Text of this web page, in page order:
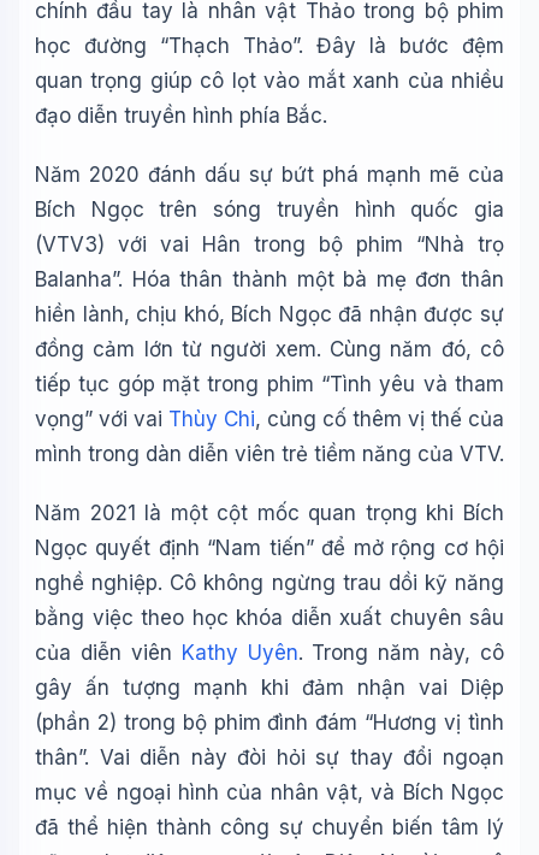
chính đầu tay là nhân vật Thảo trong bộ phim
học đường “Thạch Thảo”. Đây là bước đệm
quan trọng giúp cô lọt vào mắt xanh của nhiều
đạo diễn truyền hình phía Bắc.
Năm 2020 đánh dấu sự bứt phá mạnh mẽ của
Bích Ngọc trên sóng truyền hình quốc gia
(VTV3) với vai Hân trong bộ phim “Nhà trọ
Balanha”. Hóa thân thành một bà mẹ đơn thân
hiền lành, chịu khó, Bích Ngọc đã nhận được sự
đồng cảm lớn từ người xem. Cùng năm đó, cô
tiếp tục góp mặt trong phim “Tình yêu và tham
vọng” với vai Thùy Chi, củng cố thêm vị thế của
mình trong dàn diễn viên trẻ tiềm năng của VTV.
Năm 2021 là một cột mốc quan trọng khi Bích
Ngọc quyết định “Nam tiến” để mở rộng cơ hội
nghề nghiệp. Cô không ngừng trau dồi kỹ năng
bằng việc theo học khóa diễn xuất chuyên sâu
của diễn viên Kathy Uyên. Trong năm này, cô
gây ấn tượng mạnh khi đảm nhận vai Diệp
(phần 2) trong bộ phim đình đám “Hương vị tình
thân”. Vai diễn này đòi hỏi sự thay đổi ngoạn
mục về ngoại hình của nhân vật, và Bích Ngọc
đã thể hiện thành công sự chuyển biến tâm lý